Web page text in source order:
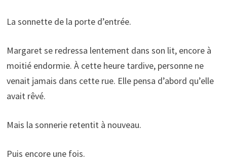
La sonnette de la porte d’entrée.
Margaret se redressa lentement dans son lit, encore à
moitié endormie. À cette heure tardive, personne ne
venait jamais dans cette rue. Elle pensa d’abord qu’elle
avait rêvé.
Mais la sonnerie retentit à nouveau.
Puis encore une fois.